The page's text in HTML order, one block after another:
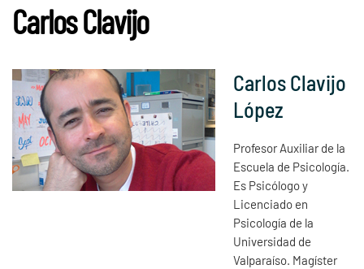
Carlos Clavijo
Carlos Clavijo
López
Profesor Auxiliar de la
Escuela de Psicología.
Es Psicólogo y
Licenciado en
Psicología de la
Universidad de
Valparaíso. Magíster